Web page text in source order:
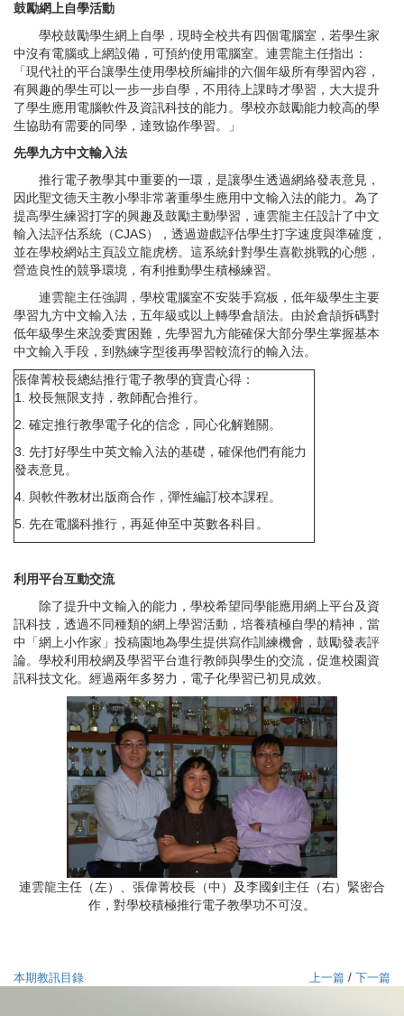
鼓勵網上自學活動
學校鼓勵學生網上自學，現時全校共有四個電腦室，若學生家
中沒有電腦或上網設備，可預約使用電腦室。連雲龍主任指出：
「現代社的平台讓學生使用學校所編排的六個年級所有學習內容，
有興趣的學生可以一步一步自學，不用待上課時才學習，大大提升
了學生應用電腦軟件及資訊科技的能力。學校亦鼓勵能力較高的學
生協助有需要的同學，達致協作學習。」
先學九方中文輸入法
推行電子教學其中重要的一環，是讓學生透過網絡發表意見，
因此聖文德天主教小學非常著重學生應用中文輸入法的能力。為了
提高學生練習打字的興趣及鼓勵主動學習，連雲龍主任設計了中文
輸入法評估系統（CJAS），透過遊戲評估學生打字速度與準確度，
並在學校網站主頁設立龍虎榜。這系統針對學生喜歡挑戰的心態，
營造良性的競爭環境，有利推動學生積極練習。
連雲龍主任強調，學校電腦室不安裝手寫板，低年級學生主要
學習九方中文輸入法，五年級或以上轉學倉頡法。由於倉頡拆碼對
低年級學生來說委實困難，先學習九方能確保大部分學生掌握基本
中文輸入手段，到熟練字型後再學習較流行的輸入法。
張偉菁校長總結推行電子教學的寶貴心得：
1. 校長無限支持，教師配合推行。
2. 確定推行教學電子化的信念，同心化解難關。
3. 先打好學生中英文輸入法的基礎，確保他們有能力
發表意見。
4. 與軟件教材出版商合作，彈性編訂校本課程。
5. 先在電腦科推行，再延伸至中英數各科目。
利用平台互動交流
除了提升中文輸入的能力，學校希望同學能應用網上平台及資
訊科技，透過不同種類的網上學習活動，培養積極自學的精神，當
中「網上小作家」投稿園地為學生提供寫作訓練機會，鼓勵發表評
論。學校利用校網及學習平台進行教師與學生的交流，促進校園資
訊科技文化。經過兩年多努力，電子化學習已初見成效。
連雲龍主任（左）、張偉菁校長（中）及李國釗主任（右）緊密合
作，對學校積極推行電子教學功不可沒。
本期教訊目錄 上一篇 / 下一篇